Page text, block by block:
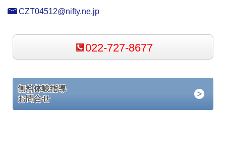
CZT04512@nifty.ne.jp
022-727-8677
無料体験指導
お問合せ